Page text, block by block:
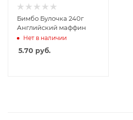
Бимбо Булочка 240г
Английский маффин
Нет в наличии
5.70 руб.